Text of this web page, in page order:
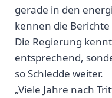
gerade in den
kennen die
Die Regierung
entsprechend,
so Schledde weiter.
„Viele Jahre nach